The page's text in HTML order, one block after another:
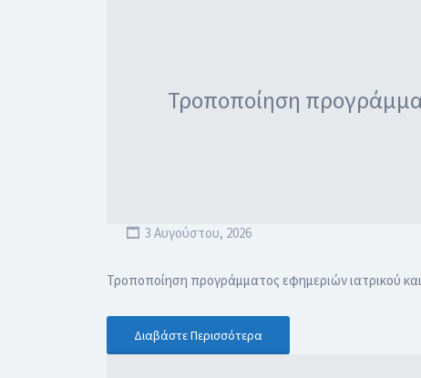
Τροποποίηση
3 Αυγούστου, 2026
Τροποποίηση προγράμματος εφημεριών ιατρικού
Διαβάστε Περισσότερα